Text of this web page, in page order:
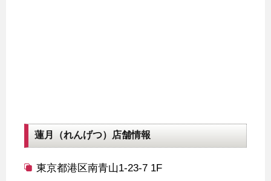
蓮月（れんげつ）店舗情報
東京都港区南青山1-23-7 1F